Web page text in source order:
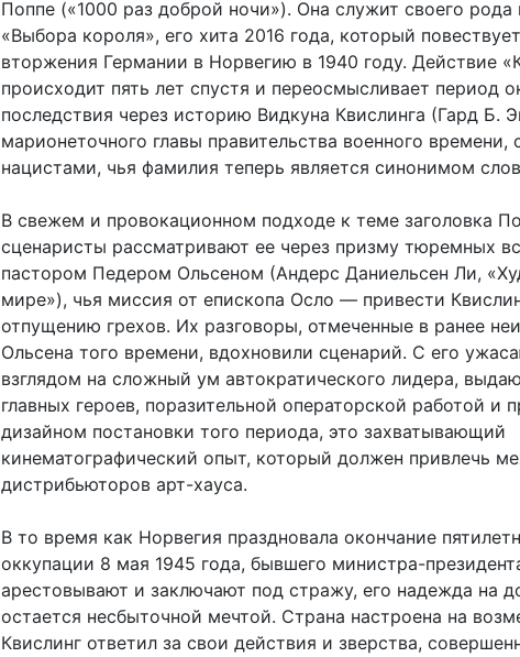
Поппе («1000 раз доброй ночи»). Она служит своего рода
«Выбора короля», его хита 2016 года, который
вторжения Германии в Норвегию в 1940 году. Действие
происходит пять лет спустя и переосмысливает период
последствия через историю Видкуна Квислинга (Гард Б.
марионеточного главы правительства военного времени,
нацистами, чья фамилия теперь является синонимом
В свежем и провокационном подходе к теме заголовка
сценаристы рассматривают ее через призму тюремных
пастором Педером Ольсеном (Андерс Даниельсен Ли,
мире»), чья миссия от епископа Осло — привести
отпущению грехов. Их разговоры, отмеченные в ранее
Ольсена того времени, вдохновили сценарий. С его
взглядом на сложный ум автократического лидера,
главных героев, поразительной операторской работой и
дизайном постановки того периода, это захватывающий
кинематографический опыт, который должен привлечь
дистрибьюторов арт-хауса.
В то время как Норвегия праздновала окончание
оккупации 8 мая 1945 года, бывшего министра-
арестовывают и заключают под стражу, его надежда на
остается несбыточной мечтой. Страна настроена на
Квислинг ответил за свои действия и зверства,